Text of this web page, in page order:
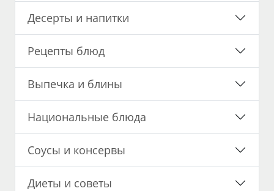
Десерты и напитки
Рецепты блюд
Выпечка и блины
Национальные блюда
Соусы и консервы
Диеты и советы